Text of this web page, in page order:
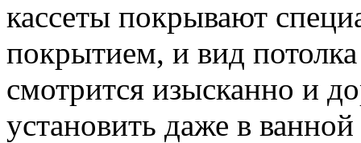
кассеты покрывают
покрытием, и вид
смотрится изысканно и
установить даже в